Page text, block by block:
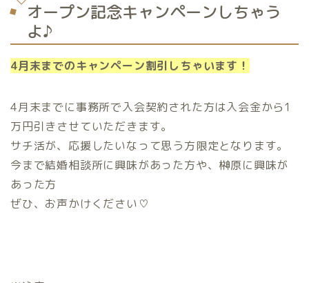
オープン記念キャンペーンしちゃう
よ♪
4月末までのキャンペーン割引しちゃいます！
4月末までに事務所で入会契約された方は入会金から1
万円引きさせていただきます。
サチ活が、応援したいなって思う方限定となります。
今まで結婚相談所に興味があった方や、榊原に興味が
あった方
ぜひ、お声かけください♡